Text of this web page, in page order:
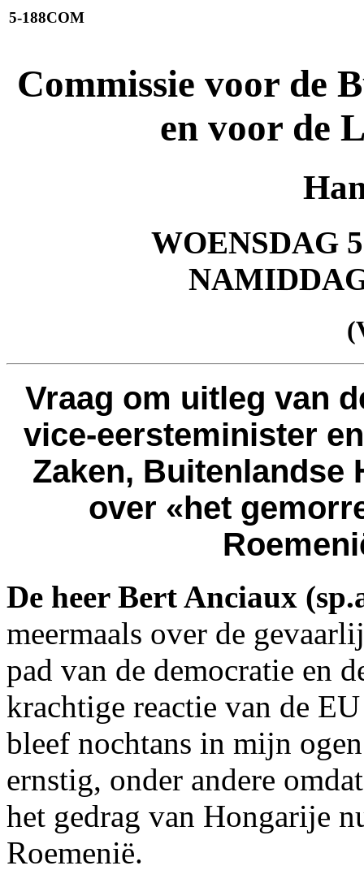
5-188COM
Commissie voor de
en voor de
WOENSDAG
Vraag om uitleg van
vice-eersteminister
Zaken, Buitenlandse
over «het
De heer Bert Anciaux
meermaals over de
pad van de democratie en
krachtige reactie van de
bleef nochtans in mijn
ernstig, onder andere
het gedrag van Hongarije
Roemenië.